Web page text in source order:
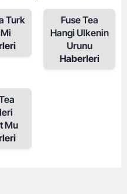
Turk
Fuse Tea
Hangi Ulkenin
Urunu
Haberleri
Mu